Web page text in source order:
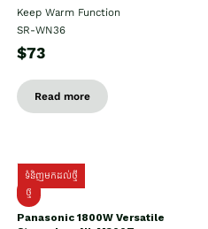
Keep Warm Function
SR-WN36
$73
Read more
ទំនិញមកដល់ថ្មី
ថ្មី
Panasonic 1800W Versatile